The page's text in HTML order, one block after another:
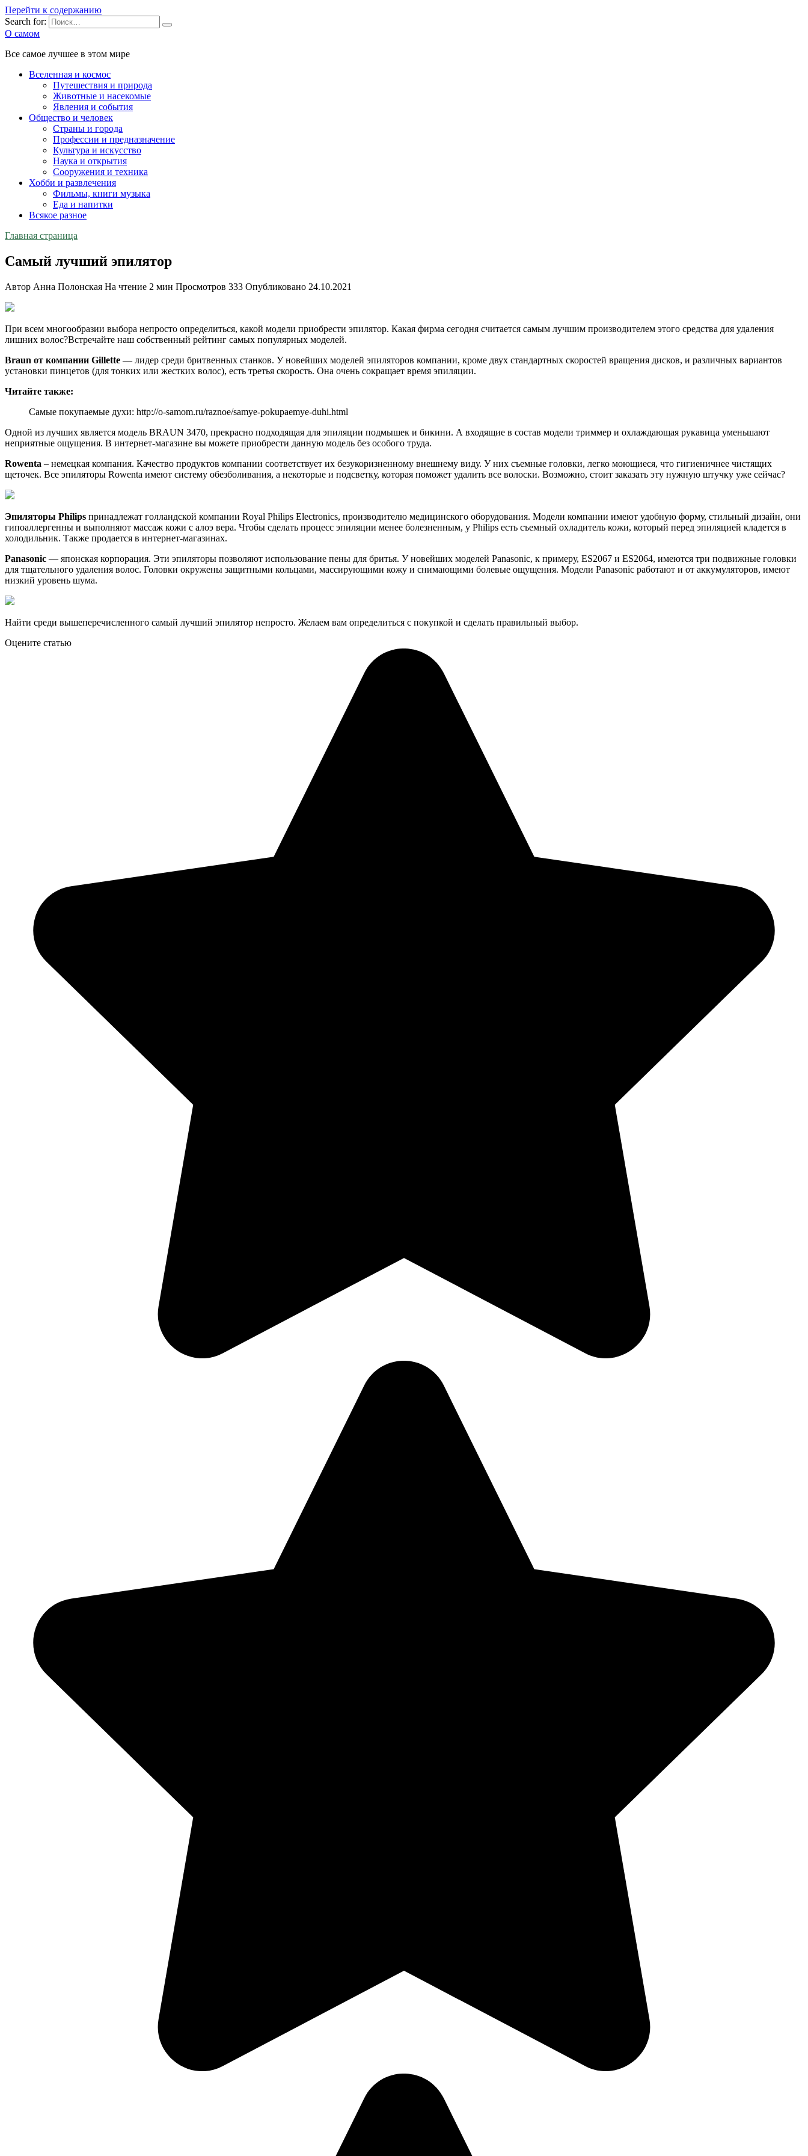
Перейти к содержанию
Search for:
О самом
Все самое лучшее в этом мире
Вселенная и космос
Путешествия и природа
Животные и насекомые
Явления и события
Общество и человек
Страны и города
Профессии и предназначение
Культура и искусство
Наука и открытия
Сооружения и техника
Хобби и развлечения
Фильмы, книги музыка
Еда и напитки
Всякое разное
Главная страница
Самый лучший эпилятор
Автор Анна Полонская На чтение 2 мин Просмотров 333 Опубликовано 24.10.2021
При всем многообразии выбора непросто определиться, какой модели приобрести эпилятор. Какая фирма сегодня считается самым лучшим производителем этого средства для удаления
лишних волос?Встречайте наш собственный рейтинг самых популярных моделей.
Braun от компании Gillette — лидер среди бритвенных станков. У новейших моделей эпиляторов компании, кроме двух стандартных скоростей вращения дисков, и различных вариантов
установки пинцетов (для тонких или жестких волос), есть третья скорость. Она очень сокращает время эпиляции.
Читайте также:
Самые покупаемые духи: http://o-samom.ru/raznoe/samye-pokupaemye-duhi.html
Одной из лучших является модель BRAUN 3470, прекрасно подходящая для эпиляции подмышек и бикини. А входящие в состав модели триммер и охлаждающая рукавица уменьшают
неприятные ощущения. В интернет-магазине вы можете приобрести данную модель без особого труда.
Rowenta – немецкая компания. Качество продуктов компании соответствует их безукоризненному внешнему виду. У них съемные головки, легко моющиеся, что гигиеничнее чистящих
щеточек. Все эпиляторы Rowenta имеют систему обезболивания, а некоторые и подсветку, которая поможет удалить все волоски. Возможно, стоит заказать эту нужную штучку уже сейчас?
Эпиляторы Philips принадлежат голландской компании Royal Philips Electronics, производителю медицинского оборудования. Модели компании имеют удобную форму, стильный дизайн, они
гипоаллергенны и выполняют массаж кожи с алоэ вера. Чтобы сделать процесс эпиляции менее болезненным, у Philips есть съемный охладитель кожи, который перед эпиляцией кладется в
холодильник. Также продается в интернет-магазинах.
Panasonic — японская корпорация. Эти эпиляторы позволяют использование пены для бритья. У новейших моделей Panasonic, к примеру, ES2067 и ES2064, имеются три подвижные головки
для тщательного удаления волос. Головки окружены защитными кольцами, массирующими кожу и снимающими болевые ощущения. Модели Panasonic работают и от аккумуляторов, имеют
низкий уровень шума.
Найти среди вышеперечисленного самый лучший эпилятор непросто. Желаем вам определиться с покупкой и сделать правильный выбор.
Оцените статью